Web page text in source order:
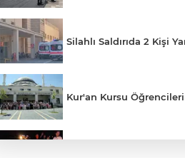
Silahlı Saldırıda 2 Kişi
Kur'an Kursu